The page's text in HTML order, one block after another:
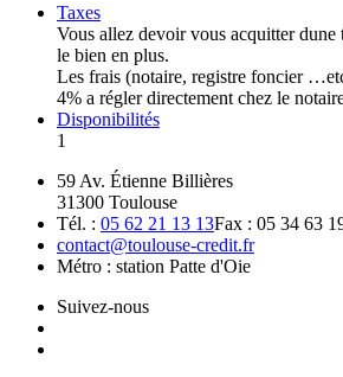
Taxes
Vous allez devoir vous acquitter
le bien en plus.
Les frais (notaire, registre foncier
4% a régler directement chez le
Disponibilités
1
59 Av. Étienne Billières
31300 Toulouse
Tél. : 05 62 21 13 13Fax : 05 34 63
contact@toulouse-credit.fr
Métro : station Patte d'Oie
Suivez-nous